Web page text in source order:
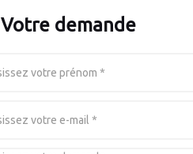
Votre demande